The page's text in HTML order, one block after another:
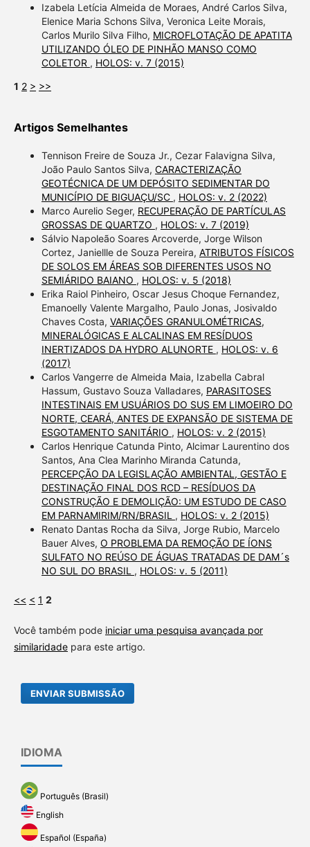
Izabela Letícia Almeida de Moraes, André Carlos Silva,
Elenice Maria Schons Silva, Veronica Leite Morais,
Carlos Murilo Silva Filho, MICROFLOTAÇÃO DE APATITA
UTILIZANDO ÓLEO DE PINHÃO MANSO COMO
COLETOR , HOLOS: v. 7 (2015)
1 2 > >>
Artigos Semelhantes
Tennison Freire de Souza Jr., Cezar Falavigna Silva,
João Paulo Santos Silva, CARACTERIZAÇÃO
GEOTÉCNICA DE UM DEPÓSITO SEDIMENTAR DO
MUNICÍPIO DE BIGUAÇU/SC , HOLOS: v. 2 (2022)
Marco Aurelio Seger, RECUPERAÇÃO DE PARTÍCULAS
GROSSAS DE QUARTZO , HOLOS: v. 7 (2019)
Sálvio Napoleão Soares Arcoverde, Jorge Wilson
Cortez, Janiellle de Souza Pereira, ATRIBUTOS FÍSICOS
DE SOLOS EM ÁREAS SOB DIFERENTES USOS NO
SEMIÁRIDO BAIANO , HOLOS: v. 5 (2018)
Erika Raiol Pinheiro, Oscar Jesus Choque Fernandez,
Emanoelly Valente Margalho, Paulo Jonas, Josivaldo
Chaves Costa, VARIAÇÕES GRANULOMÉTRICAS,
MINERALÓGICAS E ALCALINAS EM RESÍDUOS
INERTIZADOS DA HYDRO ALUNORTE , HOLOS: v. 6
(2017)
Carlos Vangerre de Almeida Maia, Izabella Cabral
Hassum, Gustavo Souza Valladares, PARASITOSES
INTESTINAIS EM USUÁRIOS DO SUS EM LIMOEIRO DO
NORTE, CEARÁ, ANTES DE EXPANSÃO DE SISTEMA DE
ESGOTAMENTO SANITÁRIO , HOLOS: v. 2 (2015)
Carlos Henrique Catunda Pinto, Alcimar Laurentino dos
Santos, Ana Clea Marinho Miranda Catunda,
PERCEPÇÃO DA LEGISLAÇÃO AMBIENTAL, GESTÃO E
DESTINAÇÃO FINAL DOS RCD – RESÍDUOS DA
CONSTRUÇÃO E DEMOLIÇÃO: UM ESTUDO DE CASO
EM PARNAMIRIM/RN/BRASIL , HOLOS: v. 2 (2015)
Renato Dantas Rocha da Silva, Jorge Rubio, Marcelo
Bauer Alves, O PROBLEMA DA REMOÇÃO DE ÍONS
SULFATO NO REÚSO DE ÁGUAS TRATADAS DE DAM´s
NO SUL DO BRASIL , HOLOS: v. 5 (2011)
<< < 1 2
Você também pode iniciar uma pesquisa avançada por
similaridadepara este artigo.
ENVIAR SUBMISSÃO
IDIOMA
Português (Brasil)
English
Español (España)